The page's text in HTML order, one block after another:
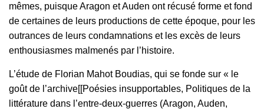
mêmes, puisque Aragon et Auden ont récusé forme et fond
de certaines de leurs productions de cette époque, pour les
outrances de leurs condamnations et les excès de leurs
enthousiasmes malmenés par l’histoire.
L’étude de Florian Mahot Boudias, qui se fonde sur « le
goût de l’archive[[Poésies insupportables, Politiques de la
littérature dans l’entre-deux-guerres (Aragon, Auden,